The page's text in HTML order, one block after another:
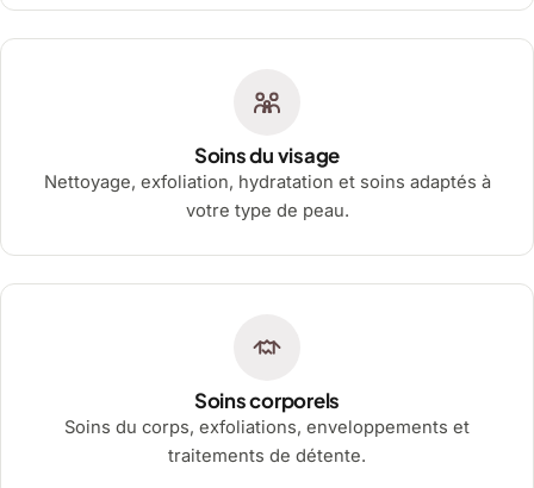
Soins du visage
Nettoyage, exfoliation, hydratation et soins adaptés à
votre type de peau.
Soins corporels
Soins du corps, exfoliations, enveloppements et
traitements de détente.